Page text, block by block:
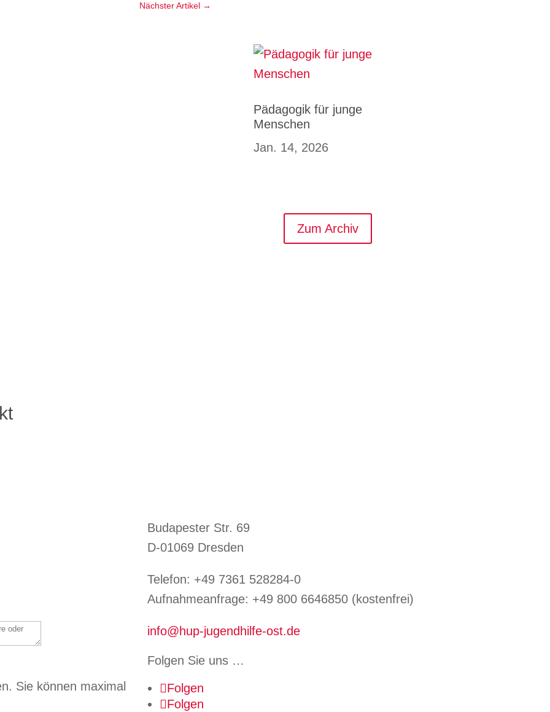
Nächster Artikel →
Pädagogik für junge
Menschen
Jan. 14, 2026
Zum Archiv
Sie können maximal
Budapester Str. 69
D-01069 Dresden
Telefon: +49 7361 528284-0
Aufnahmeanfrage: +49 800 6646850 (kostenfrei)
info@hup-jugendhilfe-ost.de
Folgen Sie uns …
Folgen
Folgen